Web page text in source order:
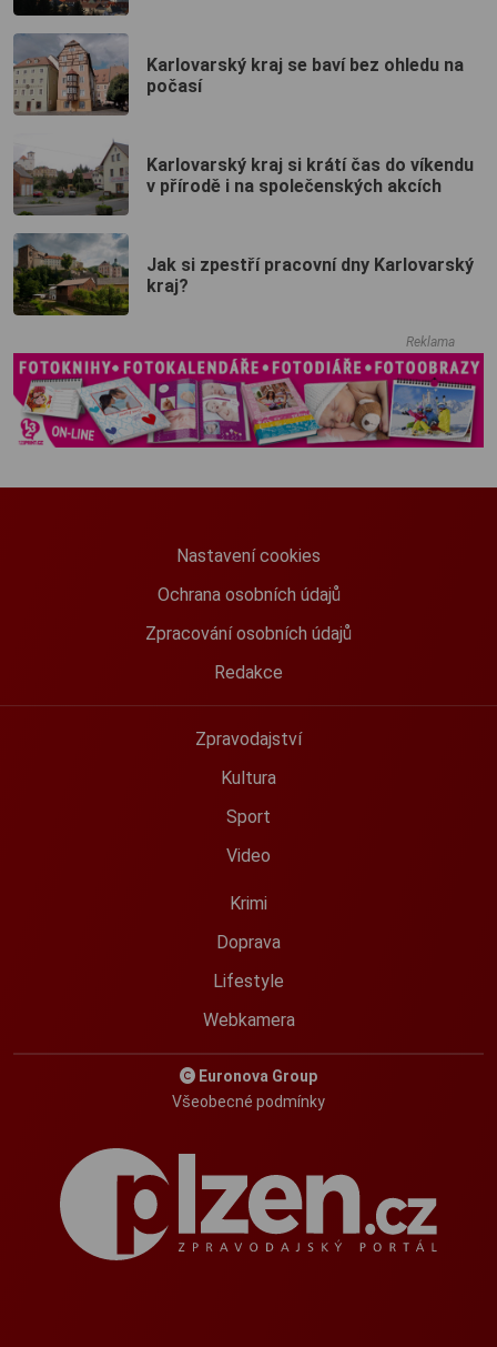
Karlovarský kraj se baví bez ohledu na
počasí
Karlovarský kraj si krátí čas do víkendu
v přírodě i na společenských akcích
Jak si zpestří pracovní dny Karlovarský
kraj?
Reklama
Nastavení cookies
Ochrana osobních údajů
Zpracování osobních údajů
Redakce
Zpravodajství
Kultura
Sport
Video
Krimi
Doprava
Lifestyle
Webkamera
Euronova Group
Všeobecné podmínky